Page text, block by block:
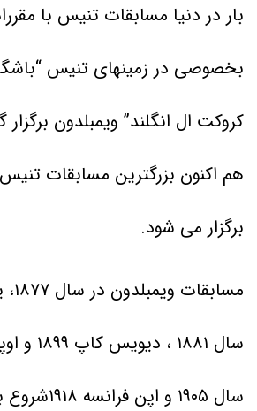
بار در دنیا مسابقات تنیس با
بخصوصی در زمینهای تنیس
کروکت ال انگلند” ویمبلدون
هم اکنون بزرگترین مسابقات
برگزار می شود.
مسابقات ویمبلدون در سال ۱۸۷۷
سال ۱۸۸۱ ، دیویس کاپ ۱۸۹۹ و
سال ۱۹۰۵ و اپن فرانسه ۱۹۱۸شروع